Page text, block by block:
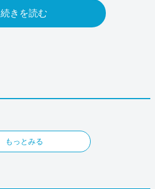
続きを読む
もっとみる